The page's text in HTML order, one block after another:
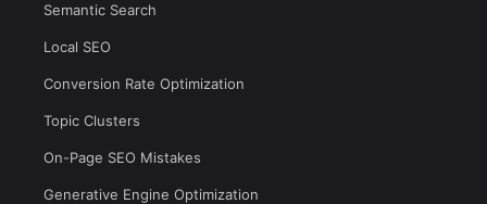
Semantic Search
Local SEO
Conversion Rate Optimization
Topic Clusters
On-Page SEO Mistakes
Generative Engine Optimization